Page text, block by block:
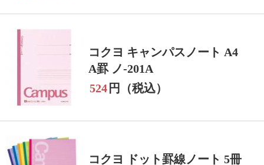
コクヨ キャンパスノート A4
A罫 ノ-201A
524 円（税込）
コクヨ ドット罫線ノート 5冊